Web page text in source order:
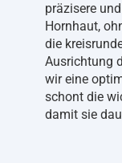
präzisere
Hornhaut,
die
Ausrichtung
wir eine
schont die
damit sie